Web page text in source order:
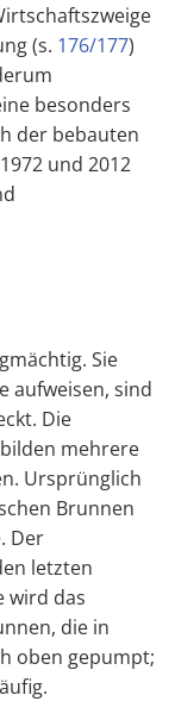
(s. 176/177)
besonders
der bebauten
und 2012
Sie
aufweisen, sind
Die
mehrere
Ursprünglich
Brunnen
Der
letzten
wird das
die in
oben gepumpt;